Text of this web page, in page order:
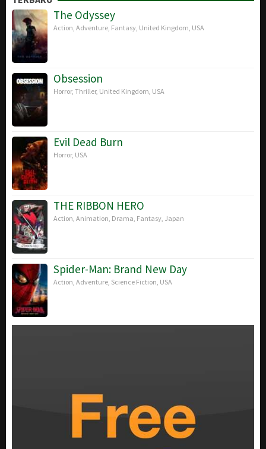
The Odyssey
Action Adventure Fantasy United Kingdom USA
Obsession
Horror, Thriller, United Kingdom USA
Evil Dead Burn
Horror, USA
THE RIBBON HERO
Action Animation Drama Fantasy Japan
Spider-Man: Brand New Day
Action Adventure Science Fiction USA